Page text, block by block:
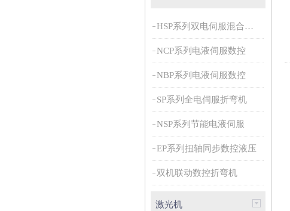
HSP系列双电伺服混合动力
NCP系列电液伺服数控
NBP系列电液伺服数控
SP系列全电伺服折弯机
NSP系列节能电液伺服
EP系列扭轴同步数控液压
双机联动数控折弯机
激光机